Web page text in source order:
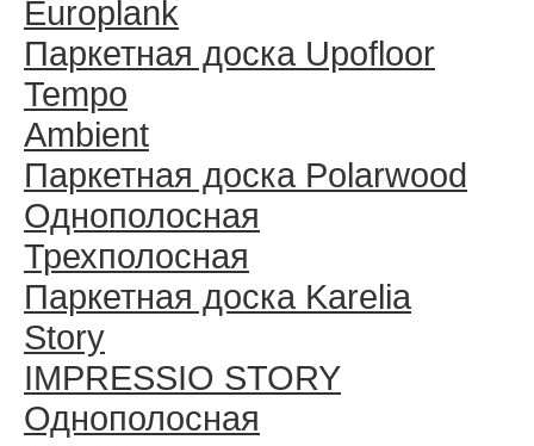
Europlank
Паркетная доска Upofloor
Tempo
Ambient
Паркетная доска Polarwood
Однополосная
Трехполосная
Паркетная доска Karelia
Story
IMPRESSIO STORY
Однополосная